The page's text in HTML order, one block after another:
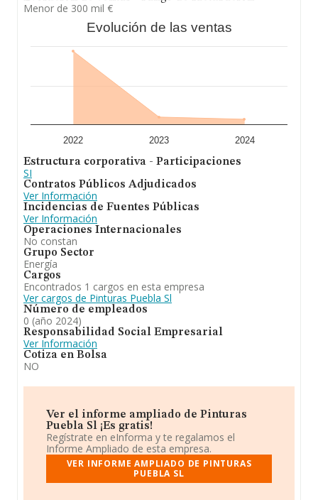
Menor de 300 mil €
Evolución de las ventas
2022 2023 2024
Estructura corporativa - Participaciones
SI
Contratos Públicos Adjudicados
Ver Información
Incidencias de Fuentes Públicas
Ver Información
Operaciones Internacionales
No constan
Grupo Sector
Energía
Cargos
Encontrados 1 cargos en esta empresa
Ver cargos de Pinturas Puebla Sl
Número de empleados
0 (año 2024)
Responsabilidad Social Empresarial
Ver Información
Cotiza en Bolsa
NO
Ver el informe ampliado de Pinturas
Puebla Sl ¡Es gratis!
Regístrate en eInforma y te regalamos el
Informe Ampliado de esta empresa.
VER INFORME AMPLIADO DE PINTURAS
PUEBLA SL